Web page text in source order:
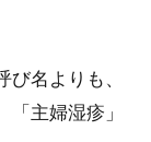
名よりも、
主婦湿疹」